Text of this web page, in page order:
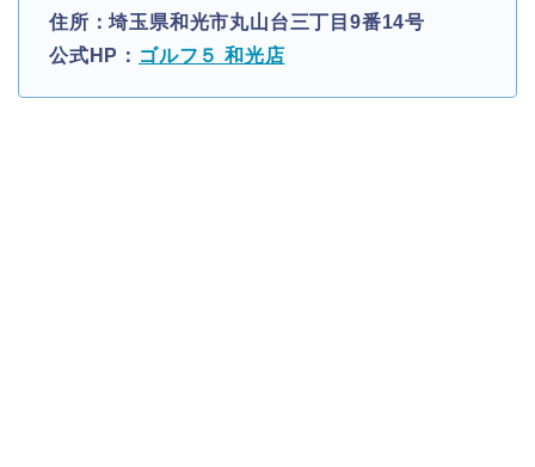
住所：埼玉県和光市丸山台三丁目9番14号
公式HP： ゴルフ５ 和光店